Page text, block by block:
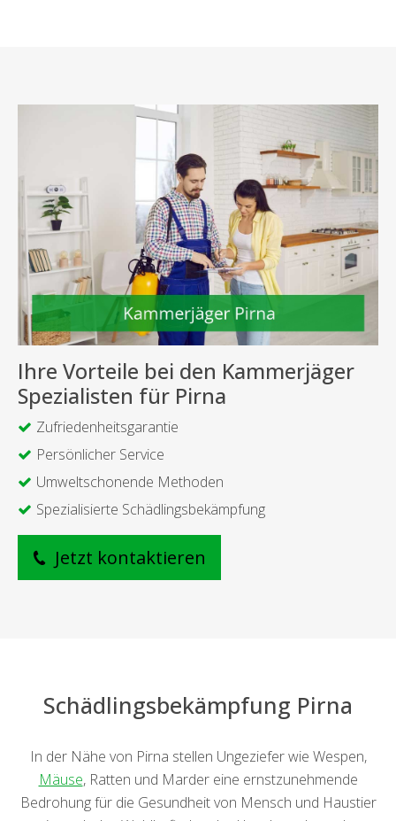
Ihre Vorteile bei den Kammerjäger
Spezialisten für Pirna
Zufriedenheitsgarantie
Persönlicher Service
Umweltschonende Methoden
Spezialisierte Schädlingsbekämpfung
Jetzt kontaktieren
Schädlingsbekämpfung Pirna
In der Nähe von Pirna stellen Ungeziefer wie Wespen,
Mäuse, Ratten und Marder eine ernstzunehmende
Bedrohung für die Gesundheit von Mensch und Haustier